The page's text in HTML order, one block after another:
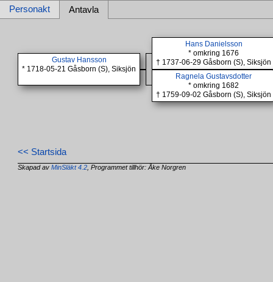
Personakt Antavla
Gustav Hansson
* 1718-05-21 Gåsborn (S), Siksjön
Hans Danielsson
* omkring 1676
† 1737-06-29 Gåsborn (S), Siksjön
Ragnela Gustavsdotter
* omkring 1682
† 1759-09-02 Gåsborn (S), Siksjön
<< Startsida
Skapad avMinSläkt 4.2 , Programmet tillhör: Åke Norgren